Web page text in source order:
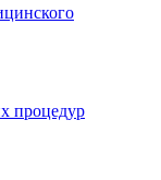
процедур